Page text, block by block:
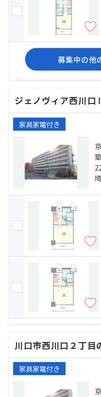
募集中の他
ジェノヴィア西川口
家具家電付き
家具家電付き